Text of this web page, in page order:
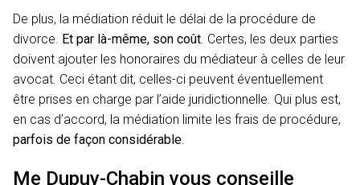
De plus, la médiation réduit le délai de la procédure de
divorce. Et par là-même, son coût . Certes, les deux parties
doivent ajouter les honoraires du médiateur à celles de leur
avocat. Ceci étant dit, celles-ci peuvent éventuellement
être prises en charge par l’aide juridictionnelle. Qui plus est,
en cas d’accord, la médiation limite les frais de procédure,
parfois de façon considérable
Me Dupuy-Chabin vous conseille